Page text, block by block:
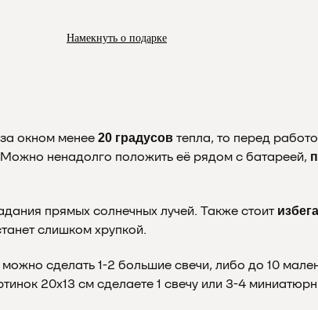
Намекнуть о подарке
окном менее 20 градусов тепла, то перед
ненадолго положить её рядом с батареей,
прямых солнечных лучей. Также стоит
слишком хрупкой.
сделать 1-2 большие свечи, либо до 10
20х13 см сделаете 1 свечу или 3-4